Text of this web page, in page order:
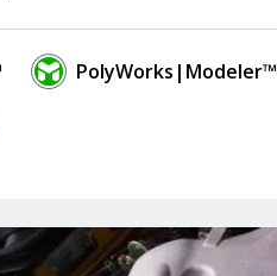
PolyWorks|Modeler™